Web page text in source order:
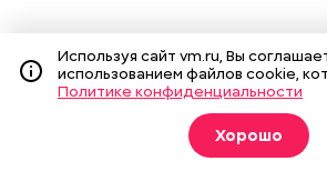
Используя сайт vm.ru, Вы
использованием файлов cookie,
Политике конфиденциальности
Хорошо